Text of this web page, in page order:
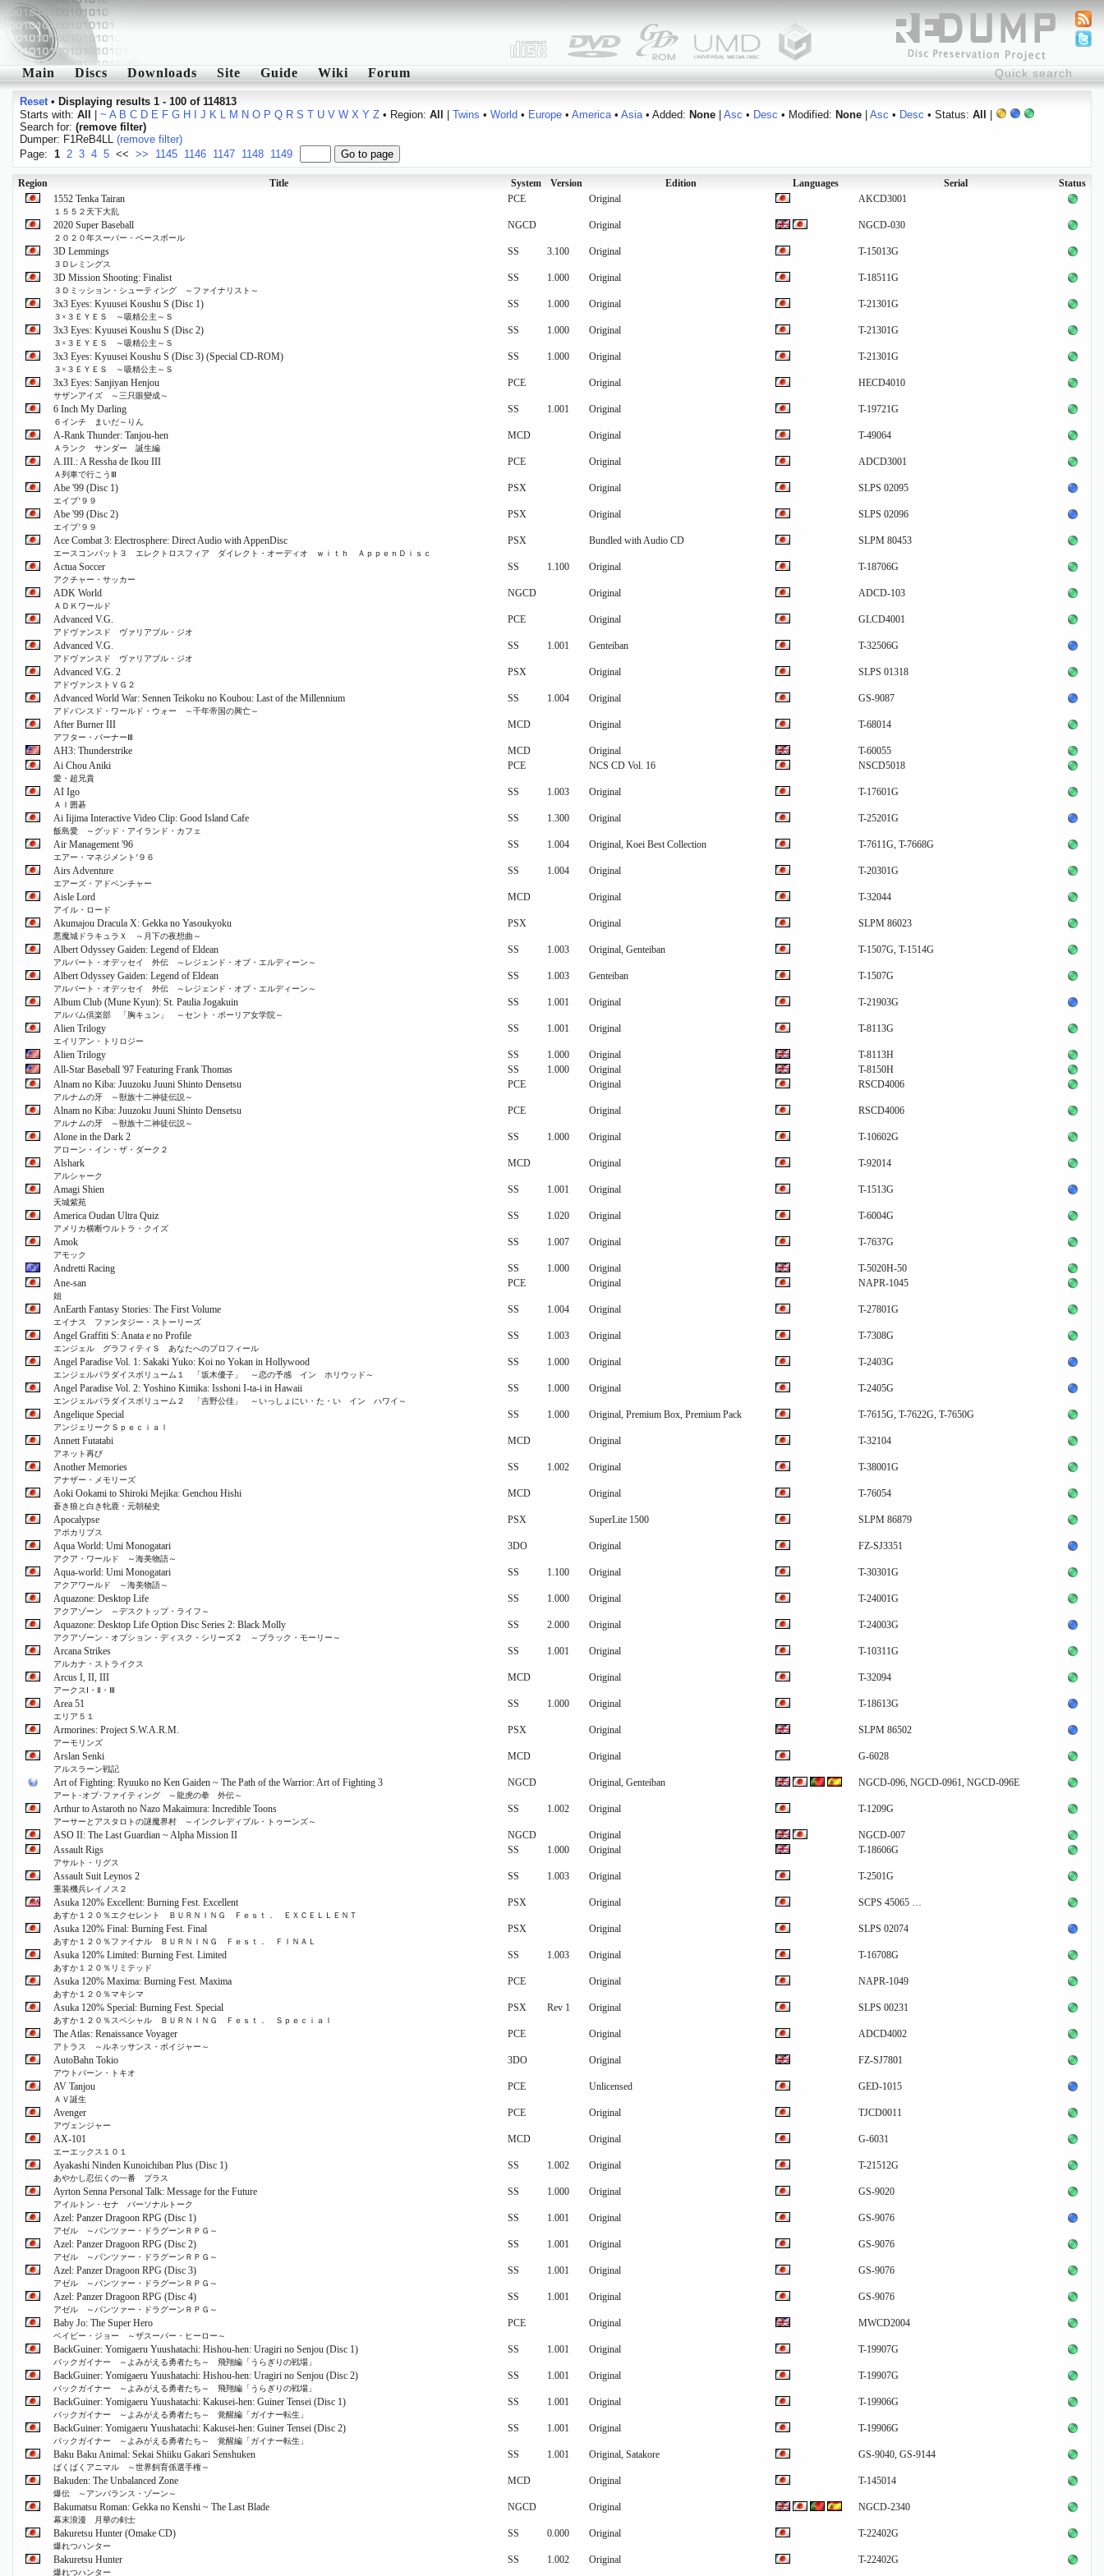
Main Discs Downloads Site Guide Wiki Forum
Reset• Displaying results 1 - 100 of 114813
Starts with: All ~ A B C D E F G H J K L M N O P Q R S T U V W X Y Z• Region: All Twins • World • Europe• America• Asia• Added: None| Asc • Desc • Modified: None| Asc • Desc • Status: All
Search for: (remove filter)
Dumper: F1ReB4LL (remove filter)
Page: 1 2 3 4 5 << >> 1145 1146 1147 1148 1149
Region Title System Version Edition Languages Serial
Status
1552 Tenka Tairan
１５５２天下大乱
PCE Original AKCD3001
2020 Super Baseball
２０２０年スーパー・ベースボール
NGCD Original NGCD-030
3D Lemmings
３Ｄレミングス
SS 3.100 Original T-15013G
3D Mission Shooting: Finalist
３Ｄミッション・シューティング ～ファイナリスト～
SS 1.000 Original T-18511G
3x3 Eyes: Kyuusei Koushu S (Disc 1)
３×３ＥＹＥＳ ～吸精公主～Ｓ
SS 1.000 Original T-21301G
3x3 Eyes: Kyuusei Koushu S (Disc 2)
３×３ＥＹＥＳ ～吸精公主～Ｓ
SS 1.000 Original T-21301G
3x3 Eyes: Kyuusei Koushu S (Disc 3) (Special CD-ROM)
３×３ＥＹＥＳ ～吸精公主～Ｓ
SS 1.000 Original T-21301G
3x3 Eyes: Sanjiyan Henjou
サザンアイズ ～三只眼變成～
PCE Original HECD4010
6 Inch My Darling
６インチ まいだ～りん
SS 1.001 Original T-19721G
A-Rank Thunder: Tanjou-hen
Ａランク サンダー 誕生編
MCD Original T-49064
A.III.: A Ressha de Ikou III
Ａ列車で行こうⅢ
PCE Original ADCD3001
Abe '99 (Disc 1)
エイブ’９９
PSX Original SLPS 02095
Abe '99 (Disc 2)
エイブ’９９
PSX Original SLPS 02096
Ace Combat 3: Electrosphere: Direct Audio with AppenDisc
エースコンバット３ エレクトロスフィア ダイレクト・オーディオ ｗｉｔｈ ＡｐｐｅｎＤｉｓｃ
PSX Bundled with Audio CD SLPM 80453
Actua Soccer
アクチャー・サッカー
SS 1.100 Original T-18706G
ADK World
ＡＤＫワールド
NGCD Original ADCD-103
Advanced V.G.
アドヴァンスド ヴァリアブル・ジオ
PCE Original GLCD4001
Advanced V.G.
アドヴァンスド ヴァリアブル・ジオ
SS 1.001 Genteiban T-32506G
Advanced V.G. 2
アドヴァンストＶＧ２
PSX Original SLPS 01318
Advanced World War: Sennen Teikoku no Koubou: Last of the Millennium
アドバンスド・ワールド・ウォー ～千年帝国の興亡～
SS 1.004 Original GS-9087
After Burner III
アフター・バーナーⅢ
MCD Original T-68014
AH3: Thunderstrike MCD Original
T-60055
Ai Chou Aniki
愛・超兄貴
PCE NCS CD Vol. 16 NSCD5018
AI Igo
ＡＩ囲碁
SS 1.003 Original T-17601G
Ai Iijima Interactive Video Clip: Good Island Cafe
飯島愛 ～グッド・アイランド・カフェ
SS 1.300 Original T-25201G
Air Management '96
エアー・マネジメント’９６
SS 1.004 Original, Koei Best Collection T-7611G, T-7668G
Airs Adventure
エアーズ・アドベンチャー
SS 1.004 Original T-20301G
Aisle Lord
アイル・ロード
MCD Original T-32044
Akumajou Dracula X: Gekka no Yasoukyoku
悪魔城ドラキュラＸ ～月下の夜想曲～
PSX Original SLPM 86023
Albert Odyssey Gaiden: Legend of Eldean
アルバート・オデッセイ 外伝 ～レジェンド・オブ・エルディーン～
SS 1.003 Original, Genteiban T-1507G, T-1514G
Albert Odyssey Gaiden: Legend of Eldean
アルバート・オデッセイ 外伝 ～レジェンド・オブ・エルディーン～
SS 1.003 Genteiban T-1507G
Album Club (Mune Kyun): St. Paulia Jogakuin
アルバム倶楽部 「胸キュン」 ～セント・ポーリア女学院～
SS 1.001 Original T-21903G
Alien Trilogy
エイリアン・トリロジー
SS 1.001 Original T-8113G
Alien Trilogy SS 1.000 Original
T-8113H
All-Star Baseball '97 Featuring Frank Thomas
SS 1.000 Original
T-8150H
Alnam no Kiba: Juuzoku Juuni Shinto Densetsu
アルナムの牙 ～獣族十二神徒伝説～
PCE Original RSCD4006
Alnam no Kiba: Juuzoku Juuni Shinto Densetsu
アルナムの牙 ～獣族十二神徒伝説～
PCE Original RSCD4006
Alone in the Dark 2
アローン・イン・ザ・ダーク２
SS 1.000 Original T-10602G
Alshark
アルシャーク
MCD Original T-92014
Amagi Shien
天城紫苑
SS 1.001 Original T-1513G
America Oudan Ultra Quiz
アメリカ横断ウルトラ・クイズ
SS 1.020 Original T-6004G
Amok
アモック
SS 1.007 Original T-7637G
Andretti Racing SS 1.000 Original
T-5020H-50
Ane-san
姐
PCE Original NAPR-1045
AnEarth Fantasy Stories: The First Volume
エイナス ファンタジー・ストーリーズ
SS 1.004 Original T-27801G
Angel Graffiti S: Anata e no Profile
エンジェル グラフィティＳ あなたへのプロフィール
SS 1.003 Original T-7308G
Angel Paradise Vol. 1: Sakaki Yuko: Koi no Yokan in Hollywood
エンジェルパラダイスボリューム１ 「坂木優子」 ～恋の予感 イン ホリウッド～
SS 1.000 Original T-2403G
Angel Paradise Vol. 2: Yoshino Kimika: Isshoni I-ta-i in Hawaii
エンジェルパラダイスボリューム２ 「吉野公佳」 ～いっしょにい・た・い イン ハワイ～
SS 1.000 Original T-2405G
Angelique Special
アンジェリークＳｐｅｃｉａｌ
SS 1.000 Original, Premium Box, Premium Pack T-7615G, T-7622G, T-7650G
Annett Futatabi
アネット再び
MCD Original T-32104
Another Memories
アナザー・メモリーズ
SS 1.002 Original T-38001G
Aoki Ookami to Shiroki Mejika: Genchou Hishi
蒼き狼と白き牝鹿・元朝秘史
MCD Original T-76054
Apocalypse
アポカリプス
PSX SuperLite 1500 SLPM 86879
Aqua World: Umi Monogatari
アクア・ワールド ～海美物語～
3DO Original FZ-SJ3351
Aqua-world: Umi Monogatari
アクアワールド ～海美物語～
SS 1.100 Original T-30301G
Aquazone: Desktop Life
アクアゾーン ～デスクトップ・ライフ～
SS 1.000 Original T-24001G
Aquazone: Desktop Life Option Disc Series 2: Black Molly
アクアゾーン・オプション・ディスク・シリーズ２ ～ブラック・モーリー～
SS 2.000 Original T-24003G
Arcana Strikes
アルカナ・ストライクス
SS 1.001 Original T-10311G
Arcus I, II, III
アークスⅠ・Ⅱ・Ⅲ
MCD Original T-32094
Area 51
エリア５１
SS 1.000 Original T-18613G
Armorines: Project S.W.A.R.M.
アーモリンズ
PSX Original SLPM 86502
Arslan Senki
アルスラーン戦記
MCD Original G-6028
Art of Fighting: Ryuuko no Ken Gaiden ~ The Path of the Warrior: Art of Fighting 3
アート･オブ･ファイティング ～龍虎の拳 外伝～
NGCD Original, Genteiban NGCD-096, NGCD-0961, NGCD-096E
Arthur to Astaroth no Nazo Makaimura: Incredible Toons
アーサーとアスタロトの謎魔界村 ～インクレディブル・トゥーンズ～
SS 1.002 Original T-1209G
ASO II: The Last Guardian ~ Alpha Mission II NGCD Original
NGCD-007
Assault Rigs
アサルト・リグス
SS 1.000 Original T-18606G
Assault Suit Leynos 2
重装機兵レイノス２
SS 1.003 Original T-2501G
Asuka 120% Excellent: Burning Fest. Excellent
あすか１２０％エクセレント ＢＵＲＮＩＮＧ Ｆｅｓｔ． ＥＸＣＥＬＬＥＮＴ
PSX Original SCPS 45065 …
Asuka 120% Final: Burning Fest. Final
あすか１２０％ファイナル ＢＵＲＮＩＮＧ Ｆｅｓｔ． ＦＩＮＡＬ
PSX Original SLPS 02074
Asuka 120% Limited: Burning Fest. Limited
あすか１２０％リミテッド
SS 1.003 Original T-16708G
Asuka 120% Maxima: Burning Fest. Maxima
あすか１２０％マキシマ
PCE Original NAPR-1049
Asuka 120% Special: Burning Fest. Special
あすか１２０％スペシャル ＢＵＲＮＩＮＧ Ｆｅｓｔ． Ｓｐｅｃｉａｌ
PSX Rev 1 Original SLPS 00231
The Atlas: Renaissance Voyager
アトラス ～ルネッサンス・ボイジャー～
PCE Original ADCD4002
AutoBahn Tokio
アウトバーン・トキオ
3DO Original FZ-SJ7801
AV Tanjou
ＡＶ誕生
PCE Unlicensed GED-1015
Avenger
アヴェンジャー
PCE Original TJCD0011
AX-101
エーエックス１０１
MCD Original G-6031
Ayakashi Ninden Kunoichiban Plus (Disc 1)
あやかし忍伝くの一番 プラス
SS 1.002 Original T-21512G
Ayrton Senna Personal Talk: Message for the Future
アイルトン・セナ パーソナルトーク
SS 1.000 Original GS-9020
Azel: Panzer Dragoon RPG (Disc 1)
アゼル ～パンツァー・ドラグーンＲＰＧ～
SS 1.001 Original GS-9076
Azel: Panzer Dragoon RPG (Disc 2)
アゼル ～パンツァー・ドラグーンＲＰＧ～
SS 1.001 Original GS-9076
Azel: Panzer Dragoon RPG (Disc 3)
アゼル ～パンツァー・ドラグーンＲＰＧ～
SS 1.001 Original GS-9076
Azel: Panzer Dragoon RPG (Disc 4)
アゼル ～パンツァー・ドラグーンＲＰＧ～
SS 1.001 Original GS-9076
Baby Jo: The Super Hero
ベイビー・ジョー ～ザスーパー・ヒーロー～
PCE Original MWCD2004
BackGuiner: Yomigaeru Yuushatachi: Hishou-hen: Uragiri no Senjou (Disc 1)
バックガイナー ～よみがえる勇者たち～ 飛翔編「うらぎりの戦場」
SS 1.001 Original T-19907G
BackGuiner: Yomigaeru Yuushatachi: Hishou-hen: Uragiri no Senjou (Disc 2)
バックガイナー ～よみがえる勇者たち～ 飛翔編「うらぎりの戦場」
SS 1.001 Original T-19907G
BackGuiner: Yomigaeru Yuushatachi: Kakusei-hen: Guiner Tensei (Disc 1)
バックガイナー ～よみがえる勇者たち～ 覚醒編「ガイナー転生」
SS 1.001 Original T-19906G
BackGuiner: Yomigaeru Yuushatachi: Kakusei-hen: Guiner Tensei (Disc 2)
バックガイナー ～よみがえる勇者たち～ 覚醒編「ガイナー転生」
SS 1.001 Original T-19906G
Baku Baku Animal: Sekai Shiiku Gakari Senshuken
ばくばくアニマル ～世界飼育係選手権～
SS 1.001 Original, Satakore GS-9040, GS-9144
Bakuden: The Unbalanced Zone
爆伝 ～アンバランス・ゾーン～
MCD Original T-145014
Bakumatsu Roman: Gekka no Kenshi ~ The Last Blade
幕末浪漫 月華の剣士
NGCD Original NGCD-2340
Bakuretsu Hunter (Omake CD)
爆れつハンター
SS 0.000 Original T-22402G
Bakuretsu Hunter
爆れつハンター
SS 1.002 Original T-22402G